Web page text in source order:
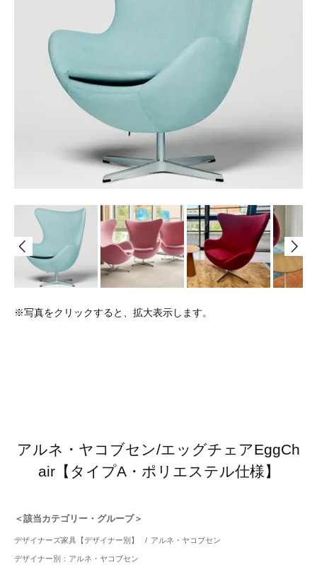
※写真をクリックすると、拡大表示します。
アルネ・ヤコブセン/エッグチェアEggCh
air【タイプA・ポリエステル仕様】
＜該当カテゴリー・グループ＞
デザイナーズ家具【デザイナー別】 / アルネ・ヤコブセン
デザイナー別：アルネ・ヤコブセン